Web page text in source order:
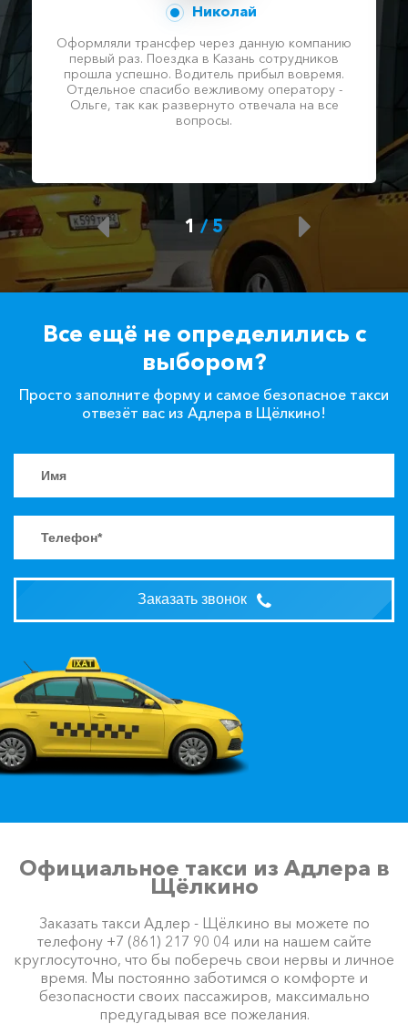
Николай
Оформляли трансфер через данную компанию
первый раз. Поездка в Казань сотрудников
прошла успешно. Водитель прибыл вовремя.
Отдельное спасибо вежливому оператору -
Ольге, так как развернуто отвечала на все
вопросы.
1/5
Все ещё не определились с
выбором?
Просто заполните форму и самое безопасное такси
отвезёт вас из Адлера в Щёлкино!
Заказать звонок
Официальное такси из Адлера в
Щёлкино
Заказать такси Адлер - Щёлкино вы можете по
телефону +7 (861) 217 90 04 или на нашем сайте
круглосуточно, что бы поберечь свои нервы и личное
время. Мы постоянно заботимся о комфорте и
безопасности своих пассажиров, максимально
предугадывая все пожелания.